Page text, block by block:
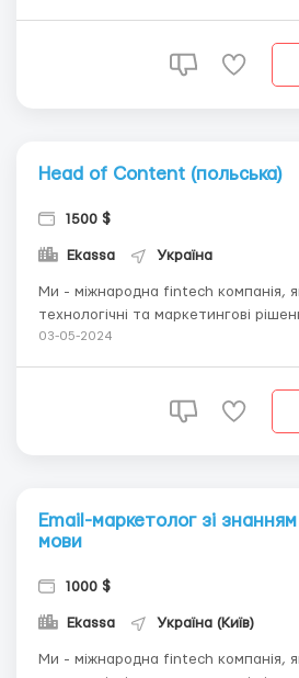
співробітники, які працюють над
Head of Content (польська)
1500 $
Ekassa Україна
Ми - міжнародна fintech компанія,
технологічні та маркетингові
сектору. Місія компанії – підвищити фінансову
03-05-2024
Email-маркетолог зі знанням
мови
1000 $
Ekassa Україна (Київ)
Ми - міжнародна fintech компанія,